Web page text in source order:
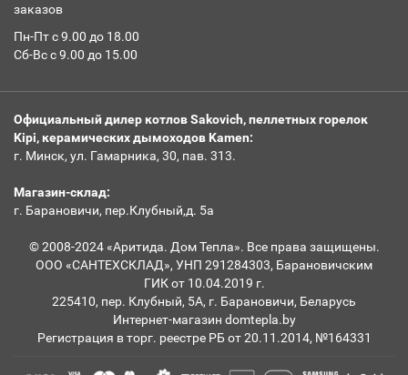
заказов
Пн-Пт с 9.00 до 18.00
Сб-Вс с 9.00 до 15.00
Официальный дилер котлов Sakovich, пеллетных горелок
Kipi, керамических дымоходов Kamen:
г. Минск, ул. Гамарника, 30, пав. 313.
Магазин-склад:
г. Барановичи, пер.Клубный,д. 5а
© 2008-2024 «Аритида. Дом Тепла». Все права защищены.
ООО «САНТЕХСКЛАД», УНП 291284303, Барановичским
ГИК от 10.04.2019 г.
225410, пер. Клубный, 5А, г. Барановичи, Беларусь
Интернет-магазин domtepla.by
Регистрация в торг. реестре РБ от 20.11.2014, №164331